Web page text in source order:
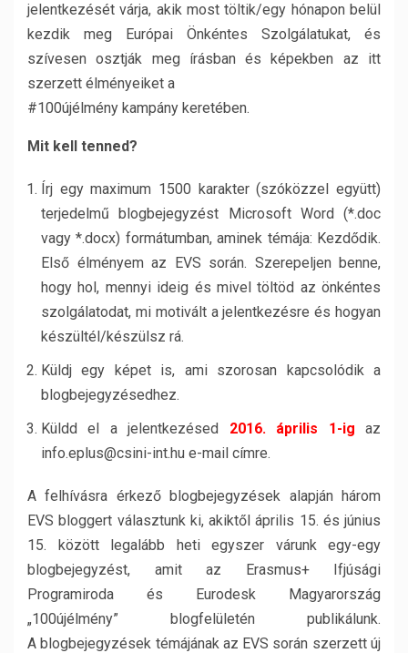
jelentkezését várja, akik most töltik/egy hónapon belül
kezdik meg Európai Önkéntes Szolgálatukat, és
szívesen osztják meg írásban és képekben az itt
szerzett élményeiket a
#100újélmény kampány keretében.
Mit kell tenned?
Írj egy maximum 1500 karakter (szóközzel együtt)
terjedelmű blogbejegyzést Microsoft Word (*.doc
vagy *.docx) formátumban, aminek témája: Kezdődik.
Első élményem az EVS során. Szerepeljen benne,
hogy hol, mennyi ideig és mivel töltöd az önkéntes
szolgálatodat, mi motivált a jelentkezésre és hogyan
készültél/készülsz rá.
Küldj egy képet is, ami szorosan kapcsolódik a
blogbejegyzésedhez.
Küldd el a jelentkezésed 2016. április 1-ig az
info.eplus@csini-int.hu e-mail címre.
A felhívásra érkező blogbejegyzések alapján három
EVS bloggert választunk ki, akiktől április 15. és június
15. között legalább heti egyszer várunk egy-egy
blogbejegyzést, amit az Erasmus+ Ifjúsági
Programiroda és Eurodesk Magyarország
„100újélmény” blogfelületén publikálunk.
A blogbejegyzések témájának az EVS során szerzett új